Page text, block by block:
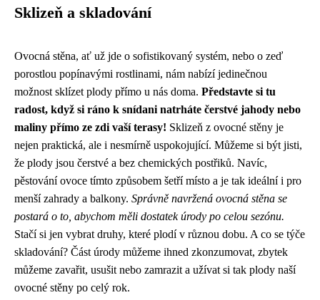
Sklizeň a skladování
Ovocná stěna, ať už jde o sofistikovaný systém, nebo o zeď
porostlou popínavými rostlinami, nám nabízí jedinečnou
možnost sklízet plody přímo u nás doma. Představte si tu
radost, když si ráno k snídani natrháte čerstvé jahody nebo
maliny přímo ze zdi vaší terasy! Sklizeň z ovocné stěny je
nejen praktická, ale i nesmírně uspokojující. Můžeme si být jisti,
že plody jsou čerstvé a bez chemických postřiků. Navíc,
pěstování ovoce tímto způsobem šetří místo a je tak ideální i pro
menší zahrady a balkony. Správně navržená ovocná stěna se
postará o to, abychom měli dostatek úrody po celou sezónu.
Stačí si jen vybrat druhy, které plodí v různou dobu. A co se týče
skladování? Část úrody můžeme ihned zkonzumovat, zbytek
můžeme zavařit, usušit nebo zamrazit a užívat si tak plody naší
ovocné stěny po celý rok.